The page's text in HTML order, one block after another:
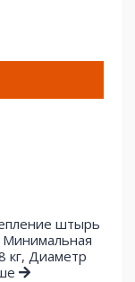
штырь
Минимальная
кг, Диаметр